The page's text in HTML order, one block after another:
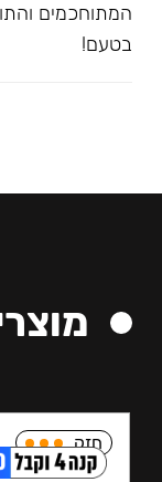
המתוחכמים
בטעם!
חזק